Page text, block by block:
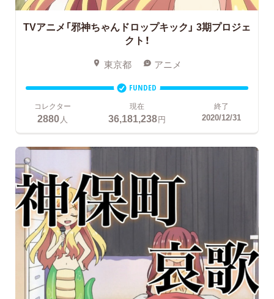
TVアニメ「邪神ちゃんドロップキック」 3期プロジェ
クト！
東京都 アニメ
FUNDED
コレクター
2880 人
現在
36,181,238円
終了
2020/12/31